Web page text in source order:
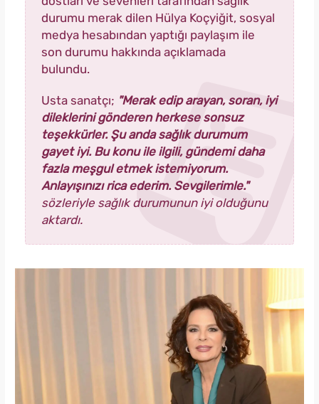
durumu merak dilen Hülya Koçyiğit, sosyal
medya hesabından yaptığı paylaşım ile
son durumu hakkında açıklamada
bulundu.
Usta sanatçı; "Merak edip arayan, soran, iyi
dileklerini gönderen herkese sonsuz
teşekkürler. Şu anda sağlık durumum
gayet iyi. Bu konu ile ilgili, gündemi daha
fazla meşgul etmek istemiyorum.
Anlayışınızı rica ederim. Sevgilerimle."
sözleriyle sağlık durumunun iyi olduğunu
aktardı.